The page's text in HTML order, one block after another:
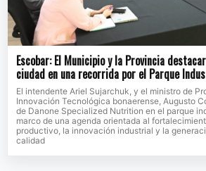
Escobar: El Municipio y la Provincia
ciudad en una recorrida por el Parque
El intendente Ariel Sujarchuk, y el ministro de
Innovación Tecnológica bonaerense, Augusto
de Danone Specialized Nutrition en el parque
marco de una agenda orientada al
productivo, la innovación industrial y la
calidad